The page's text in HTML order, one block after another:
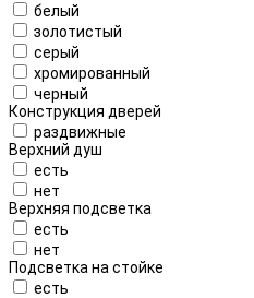
белый
золотистый
серый
хромированный
черный
Конструкция дверей
раздвижные
Верхний душ
есть
нет
Верхняя подсветка
есть
нет
Подсветка на стойке
есть